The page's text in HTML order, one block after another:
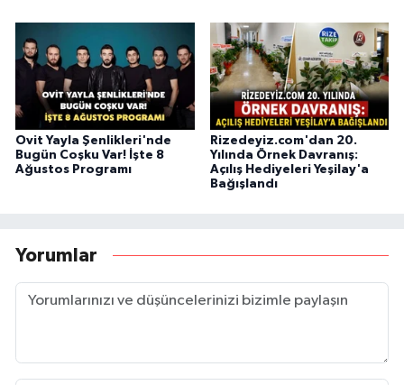
Ovit Yayla Şenlikleri'nde
Bugün Coşku Var! İşte 8
Ağustos Programı
Rizedeyiz.com'dan 20.
Yılında Örnek Davranış:
Açılış Hediyeleri Yeşilay'a
Bağışlandı
Yorumlar